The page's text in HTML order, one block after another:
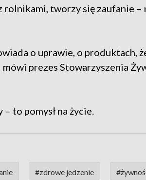
rolnikami, tworzy się zaufanie –
o uprawie, o produktach,
prezes Stowarzyszenia
to pomysł na życie.
#zdrowe jedzenie